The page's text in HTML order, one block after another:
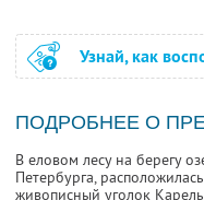
Узнай, как
ПОДРОБНЕЕ О
В еловом лесу на берегу
Петербурга,
живописный уголок